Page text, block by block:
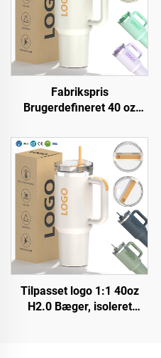
Fabrikspris
Brugerdefineret 40 oz
Genbrugelig, Edelstål,
Dobbelt Væg, Rejseflaske
med Håndtag og Stråloft
Tilpasset logo 1:1 40oz
H2.0 Bæger, isoleret